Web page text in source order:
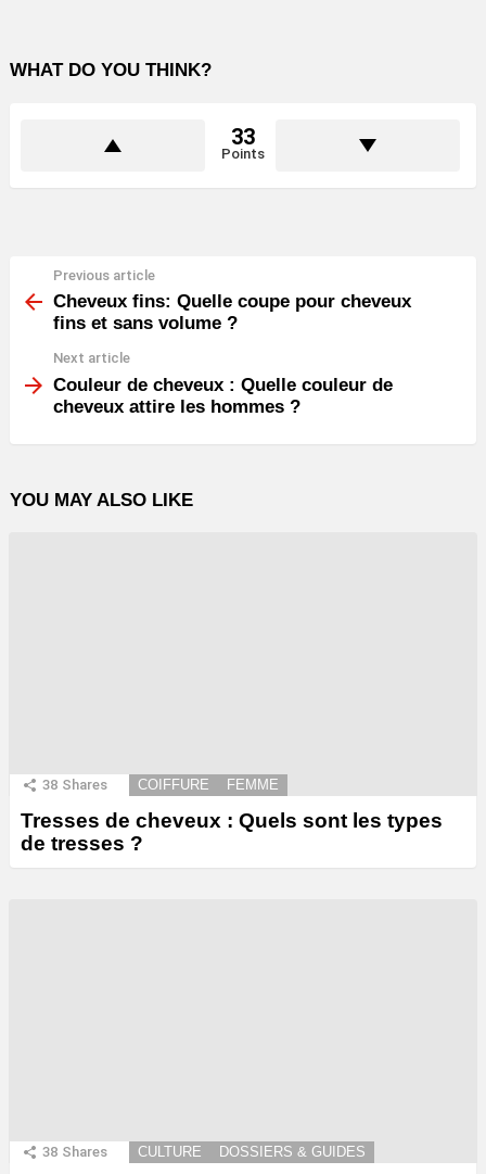
WHAT DO YOU THINK?
33
Points
more
Previous article
Cheveux fins: Quelle coupe pour cheveux
fins et sans volume ?
Next article
Couleur de cheveux : Quelle couleur de
cheveux attire les hommes ?
YOU MAY ALSO LIKE
38 Shares COIFFURE FEMME
Tresses de cheveux : Quels sont les types
de tresses ?
38 Shares CULTURE DOSSIERS & GUIDES